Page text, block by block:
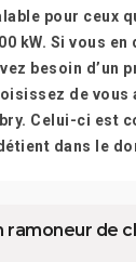
pour ceux
kW. Si vous
besoin d’un
de vous
Celui-ci est
dans le
ramoneur de